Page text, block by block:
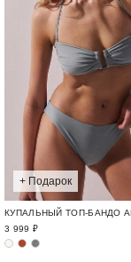
+ Подарок
3 999 ₽